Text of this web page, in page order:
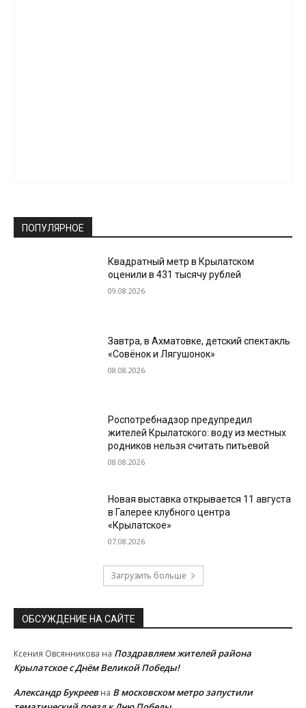
ПОПУЛЯРНОЕ
Квадратный метр в Крылатском
оценили в 431 тысячу рублей
09.08.2026
Завтра, в Ахматовке, детский спектакль
«Совёнок и Лягушонок»
08.08.2026
Роспотребнадзор предупредил
жителей Крылатского: воду из местных
родников нельзя считать питьевой
08.08.2026
Новая выставка открывается 11 августа
в Галерее клубного центра
«Крылатское»
07.08.2026
Загрузить больше
ОБСУЖДЕНИЕ НА САЙТЕ
Ксения Овсянникова на Поздравляем жителей района
Крылатское с Днём Великой Победы!
Александр Букреевна В московском метро запустили